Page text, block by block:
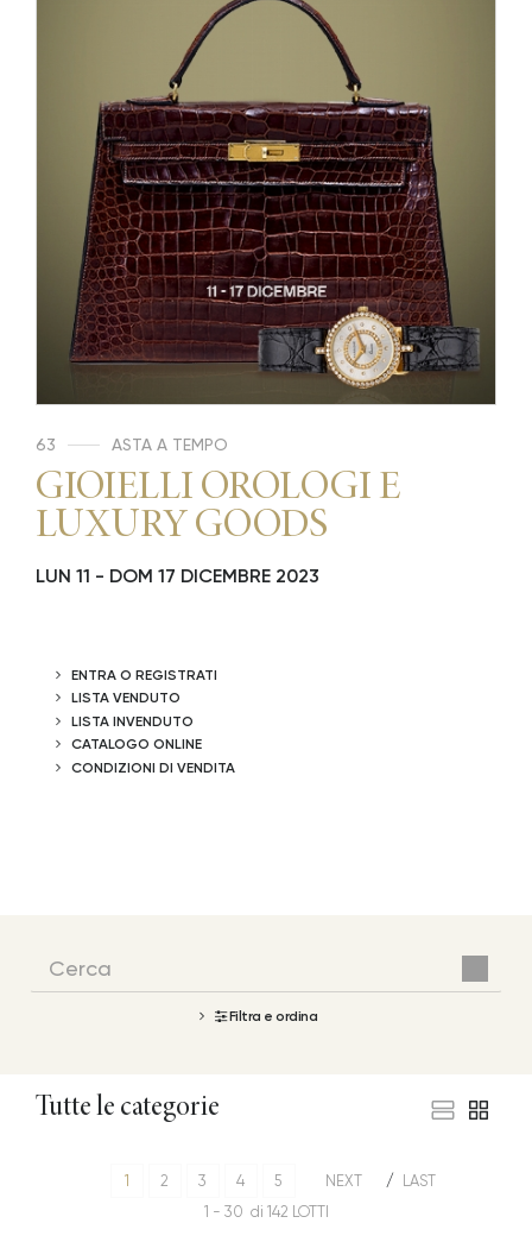
63 ASTA A TEMPO
GIOIELLI OROLOGI E
LUXURY GOODS
LUN 11 - DOM 17 DICEMBRE 2023
ENTRA O REGISTRATI
LISTA VENDUTO
LISTA INVENDUTO
CATALOGO ONLINE
CONDIZIONI DI VENDITA
Filtra e ordina
Tutte le categorie
1 - 30 di 142 LOTTI
1 2 3 4 5 NEXT LAST